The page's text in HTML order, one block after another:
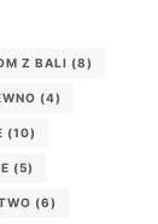
Z BALI (8)
(4)
(10)
(5)
(6)